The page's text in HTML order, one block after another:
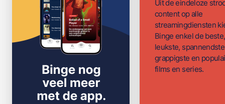
Uit de eindeloze
content op alle
streamingdiensten
Binge enkel de beste,
leukste,
grappigste en
films en series.